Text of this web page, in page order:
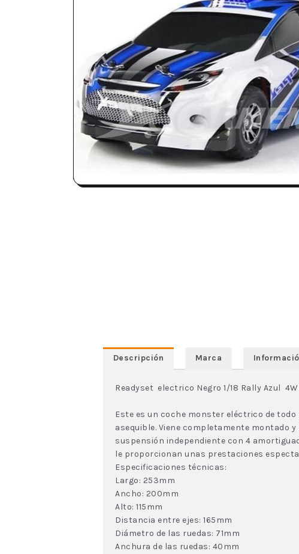
Descripción Marca
Readyset electrico Negro 1/18 Rally Azul
Este es un coche monster eléctrico de
asequible. Viene completamente montado
suspensión independiente con 4
le proporcionan unas prestaciones
Especificaciones técnicas:
Largo: 253mm
Ancho: 200mm
Alto: 115mm
Distancia entre ejes: 165mm
Diámetro de las ruedas: 71mm
Anchura de las ruedas: 40mm